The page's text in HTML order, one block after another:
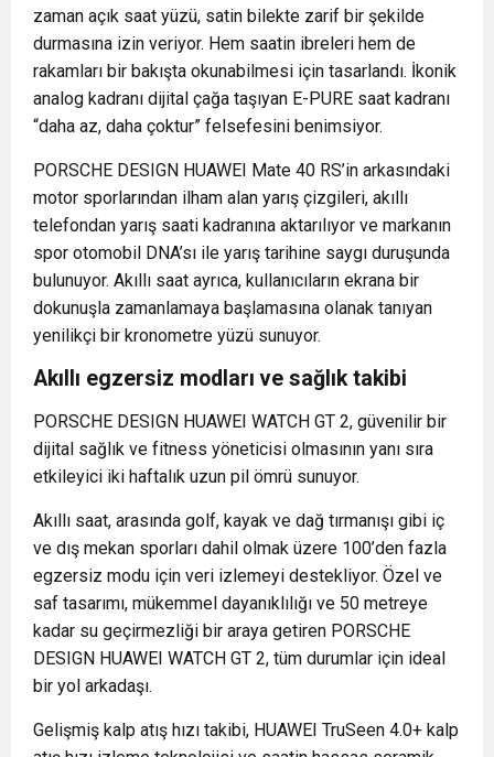
zaman açık saat yüzü, satin bilekte zarif bir şekilde
durmasına izin veriyor. Hem saatin ibreleri hem de
rakamları bir bakışta okunabilmesi için tasarlandı. İkonik
analog kadranı dijital çağa taşıyan E-PURE saat kadranı
“daha az, daha çoktur” felsefesini benimsiyor.
PORSCHE DESIGN HUAWEI Mate 40 RS’in arkasındaki
motor sporlarından ilham alan yarış çizgileri, akıllı
telefondan yarış saati kadranına aktarılıyor ve markanın
spor otomobil DNA’sı ile yarış tarihine saygı duruşunda
bulunuyor. Akıllı saat ayrıca, kullanıcıların ekrana bir
dokunuşla zamanlamaya başlamasına olanak tanıyan
yenilikçi bir kronometre yüzü sunuyor.
Akıllı egzersiz modları ve sağlık takibi
PORSCHE DESIGN HUAWEI WATCH GT 2, güvenilir bir
dijital sağlık ve fitness yöneticisi olmasının yanı sıra
etkileyici iki haftalık uzun pil ömrü sunuyor.
Akıllı saat, arasında golf, kayak ve dağ tırmanışı gibi iç
ve dış mekan sporları dahil olmak üzere 100’den fazla
egzersiz modu için veri izlemeyi destekliyor. Özel ve
saf tasarımı, mükemmel dayanıklılığı ve 50 metreye
kadar su geçirmezliği bir araya getiren PORSCHE
DESIGN HUAWEI WATCH GT 2, tüm durumlar için ideal
bir yol arkadaşı.
Gelişmiş kalp atış hızı takibi, HUAWEI TruSeen 4.0+ kalp